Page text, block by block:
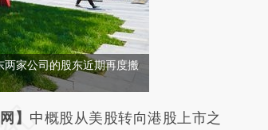
家公司的股东近期再度搬
结开头增加这段话：本文由第三方
】 中概股从美股转向港股上市之